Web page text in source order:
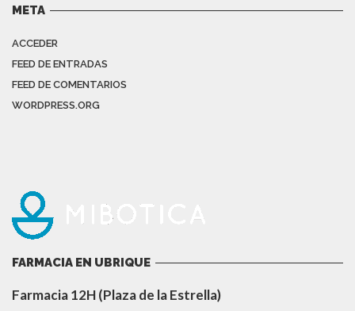
META
ACCEDER
FEED DE ENTRADAS
FEED DE COMENTARIOS
WORDPRESS.ORG
FARMACIA EN UBRIQUE
Farmacia 12H (Plaza de la Estrella)